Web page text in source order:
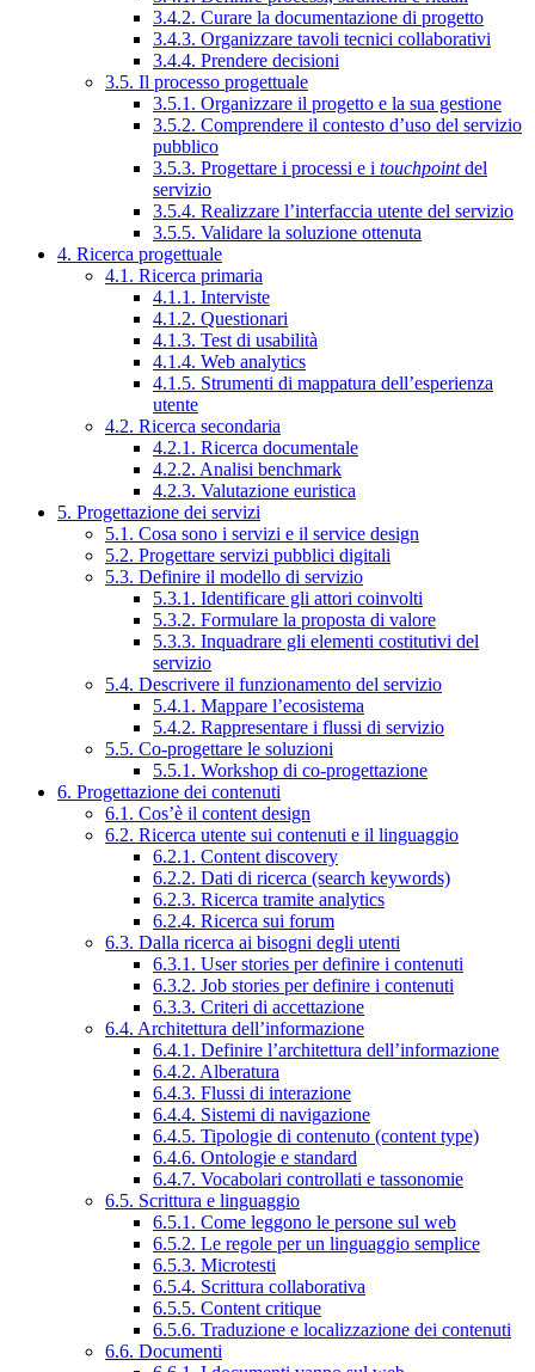
3.4.2. Curare la documentazione di progetto
3.4.3. Organizzare tavoli tecnici collaborativi
3.4.4. Prendere decisioni
3.5. Il processo progettuale
3.5.1. Organizzare il progetto e la sua gestione
3.5.2. Comprendere il contesto d’uso del servizio
pubblico
3.5.3. Progettare i processi e i touchpointdel
servizio
3.5.4. Realizzare l’interfaccia utente del servizio
3.5.5. Validare la soluzione ottenuta
4. Ricerca progettuale
4.1. Ricerca primaria
4.1.1. Interviste
4.1.2. Questionari
4.1.3. Test di usabilità
4.1.4. Web analytics
4.1.5. Strumenti di mappatura dell’esperienza
utente
4.2. Ricerca secondaria
4.2.1. Ricerca documentale
4.2.2. Analisi benchmark
4.2.3. Valutazione euristica
5. Progettazione dei servizi
5.1. Cosa sono i servizi e il service design
5.2. Progettare servizi pubblici digitali
5.3. Definire il modello di servizio
5.3.1. Identificare gli attori coinvolti
5.3.2. Formulare la proposta di valore
5.3.3. Inquadrare gli elementi costitutivi del
servizio
5.4. Descrivere il funzionamento del servizio
5.4.1. Mappare l’ecosistema
5.4.2. Rappresentare i flussi di servizio
5.5. Co-progettare le soluzioni
5.5.1. Workshop di co-progettazione
6. Progettazione dei contenuti
6.1. Cos’è il content design
6.2. Ricerca utente sui contenuti e il linguaggio
6.2.1. Content discovery
6.2.2. Dati di ricerca (search keywords)
6.2.3. Ricerca tramite analytics
6.2.4. Ricerca sui forum
6.3. Dalla ricerca ai bisogni degli utenti
6.3.1. User stories per definire i contenuti
6.3.2. Job stories per definire i contenuti
6.3.3. Criteri di accettazione
6.4. Architettura dell’informazione
6.4.1. Definire l’architettura dell’informazione
6.4.2. Alberatura
6.4.3. Flussi di interazione
6.4.4. Sistemi di navigazione
6.4.5. Tipologie di contenuto (content type)
6.4.6. Ontologie e standard
6.4.7. Vocabolari controllati e tassonomie
6.5. Scrittura e linguaggio
6.5.1. Come leggono le persone sul web
6.5.2. Le regole per un linguaggio semplice
6.5.3. Microtesti
6.5.4. Scrittura collaborativa
6.5.5. Content critique
6.5.6. Traduzione e localizzazione dei contenuti
6.6. Documenti